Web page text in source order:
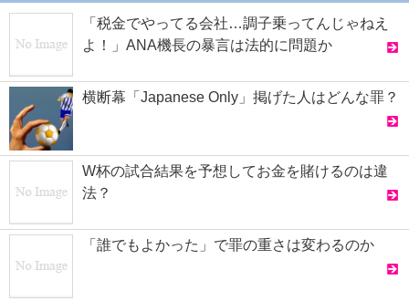
「税金でやってる会社…調子乗ってんじゃねえ
よ！」ANA機長の暴言は法的に問題か
横断幕「Japanese Only」掲げた人はどんな罪？
W杯の試合結果を予想してお金を賭けるのは違
法？
「誰でもよかった」で罪の重さは変わるのか